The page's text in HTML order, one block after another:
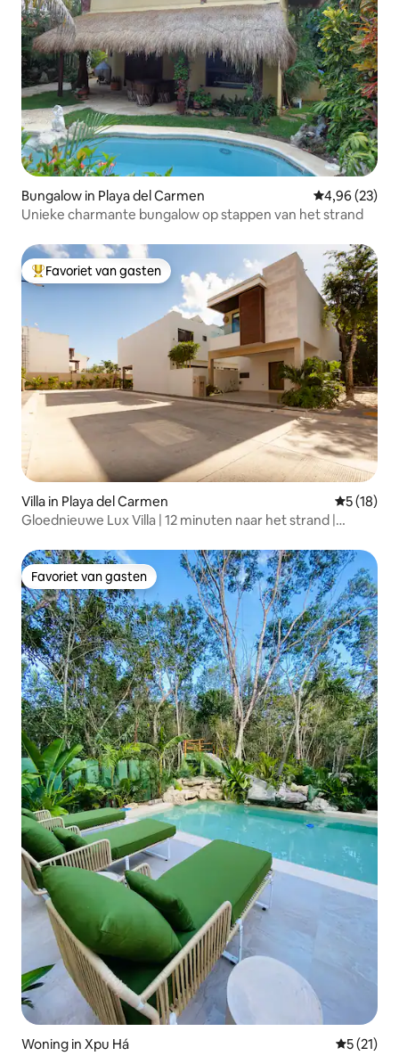
Bungalow in Playa del Carmen Gemiddelde
4,96 (23)
Unieke charmante bungalow op stappen van het strand
Topfavoriet van gasten
Favoriet van gasten
Villa in Playa del Carmen
5 (18)
Gloednieuwe Lux Villa | 12 minuten naar het strand |
Favoriet van gasten
Favoriet van gasten
Woning in Xpu Há
5 (21)